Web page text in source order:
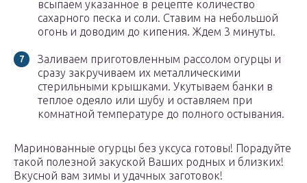
всыпаем указанное в рецепте количество
сахарного песка и соли. Ставим на небольшой
огонь и доводим до кипения. Ждем 3 минуты.
Заливаем приготовленным рассолом огурцы и
сразу закручиваем их металлическими
стерильными крышками. Укутываем банки в
теплое одеяло или шубу и оставляем при
комнатной температуре до полного остывания.
Маринованные огурцы без уксуса готовы! Порадуйте
такой полезной закуской Ваших родных и близких!
Вкусной вам зимы и удачных заготовок!